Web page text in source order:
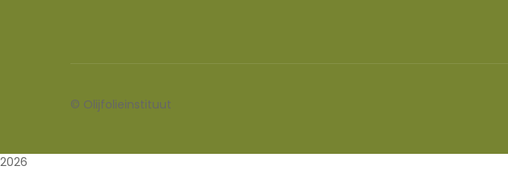
© Olijfolieinstituut
2026